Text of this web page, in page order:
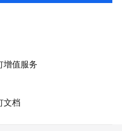
增值服务
文档